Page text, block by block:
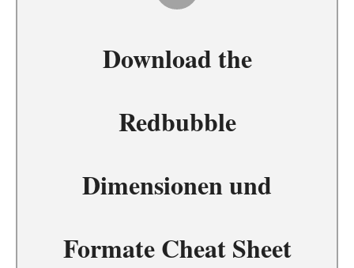
Download the
Redbubble
Dimensionen und
Formate Cheat Sheet